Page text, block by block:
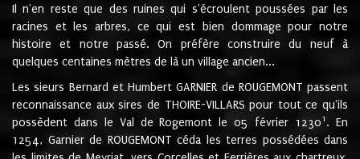
Il n'en reste que des ruines qui s'écroulent poussées par les
racines et les arbres, ce qui est bien dommage pour notre
histoire et notre passé. On préfère construire du neuf à
quelques centaines mètres de là un village ancien...
Les sieurs Bernard et Humbert GARNIER de ROUGEMONT passent
reconnaissance aux sires de THOIRE-VILLARS pour tout ce qu'ils
possèdent dans le Val de Rogemont le 05 février 12301 . En
1254, Garnier de ROUGEMONT céda les terres possédées dans